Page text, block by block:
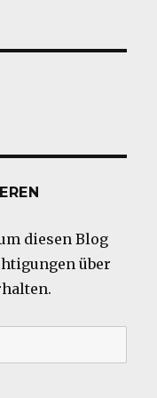
diesen Blog
über